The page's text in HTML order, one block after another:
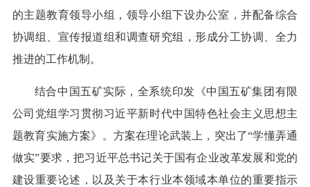
的主题教育领导小组，领导小组下设办公室，并配备综合
协调组、宣传报道组和调查研究组，形成分工协调、全力
推进的工作机制。
结合中国五矿实际，全系统印发《中国五矿集团有限
公司党组学习贯彻习近平新时代中国特色社会主义思想主
题教育实施方案》。方案在理论武装上，突出了“学懂弄通
做实”要求，把习近平总书记关于国有企业改革发展和党的
建设重要论述，以及关于本行业本领域本单位的重要指示